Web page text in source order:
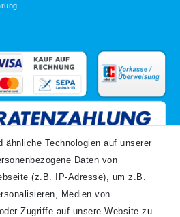
ähnliche Technologien auf unserer
Daten von
(z.B. IP-Adresse), um z.B.
Medien von
Zugriffe auf unsere Website zu